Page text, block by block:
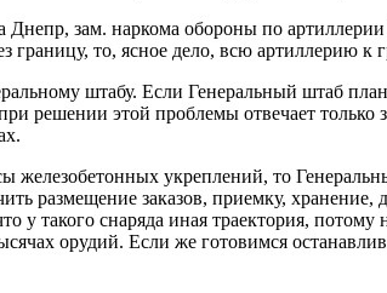
зам. наркома обороны по
то, ясное дело, всю артиллерию к
штабу. Если Генеральный штаб
решении этой проблемы отвечает
укреплений, то
размещение заказов, приемку, хранение,
такого снаряда иная траектория, потому
орудий. Если же готовимся